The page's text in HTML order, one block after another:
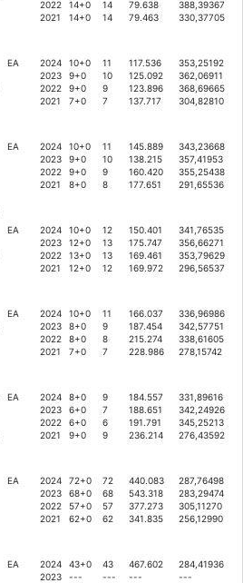
2022
2021
14+0
14+0
14
14
79.638
79.463
388,39367
330,37705
EA
2024
2023
2022
2021
10+0
9+0
9+0
7+0
11
10
9
7
117.536
125.092
123.896
137.717
353,25192
362,06911
368,69665
304,82810
EA
2024
2023
2022
2021
10+0
9+0
9+0
8+0
11
10
9
8
145.889
138.215
160.420
177.651
343,23668
357,41953
355,25438
291,65536
EA
2024
2023
2022
2021
10+0
12+0
13+0
12+0
12
13
13
12
150.401
175.747
169.461
169.972
341,76535
356,66271
353,79629
296,56537
EA
2024
2023
2022
2021
10+0
8+0
8+0
7+0
11
9
8
7
166.037
187.454
215.274
228.986
336,96986
342,57751
338,61605
278,15742
EA
2024
2023
2022
2021
8+0
6+0
6+0
9+0
9
7
6
9
184.557
188.651
191.791
236.214
331,89616
342,24926
345,25213
276,43592
EA
2024
2023
2022
2021
72+0
68+0
57+0
62+0
72
68
57
62
440.083
543.318
377.273
341.835
287,76498
283,29474
305,11270
256,12990
EA
2024
2023
43+0
---
43
---
467.602
---
284,41936
---